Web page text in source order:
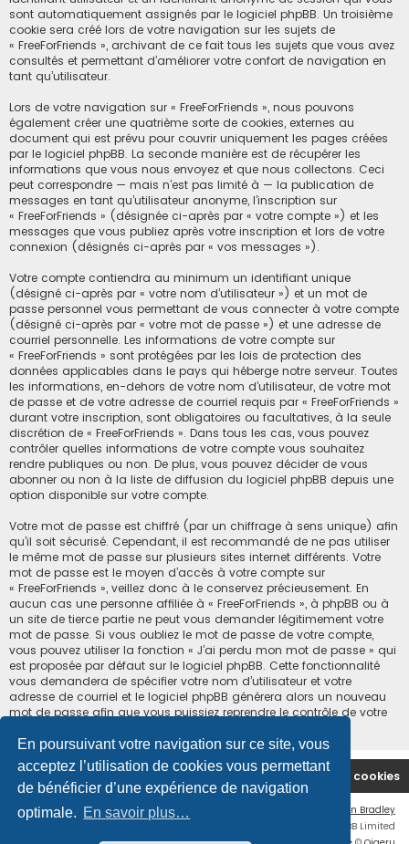
En poursuivant votre navigation sur ce site, vous
acceptez l’utilisation de cookies vous permettant
de bénéficier d’une expérience de navigation
optimale. En savoir plus…
sont automatiquement assignés par le logiciel phpBB. Un troisième
cookie sera créé lors de votre navigation sur les sujets de
« FreeForFriends », archivant de ce fait tous les sujets que vous avez
consultés et permettant d’améliorer votre confort de navigation en
tant qu’utilisateur.
Lors de votre navigation sur « FreeForFriends », nous pouvons
également créer une quatrième sorte de cookies, externes au
document qui est prévu pour couvrir uniquement les pages créées
par le logiciel phpBB. La seconde manière est de récupérer les
informations que vous nous envoyez et que nous collectons. Ceci
peut correspondre — mais n’est pas limité à — la publication de
messages en tant qu’utilisateur anonyme, l’inscription sur
« FreeForFriends » (désignée ci-après par « votre compte ») et les
messages que vous publiez après votre inscription et lors de votre
connexion (désignés ci-après par « vos messages »).
Votre compte contiendra au minimum un identifiant unique
(désigné ci-après par « votre nom d’utilisateur ») et un mot de
passe personnel vous permettant de vous connecter à votre compte
(désigné ci-après par « votre mot de passe ») et une adresse de
courriel personnelle. Les informations de votre compte sur
« FreeForFriends » sont protégées par les lois de protection des
données applicables dans le pays qui héberge notre serveur. Toutes
les informations, en-dehors de votre nom d’utilisateur, de votre mot
de passe et de votre adresse de courriel requis par « FreeForFriends »
durant votre inscription, sont obligatoires ou facultatives, à la seule
discrétion de « FreeForFriends ». Dans tous les cas, vous pouvez
contrôler quelles informations de votre compte vous souhaitez
rendre publiques ou non. De plus, vous pouvez décider de vous
abonner ou non à la liste de diffusion du logiciel phpBB depuis une
option disponible sur votre compte.
Votre mot de passe est chiffré (par un chiffrage à sens unique) afin
qu’il soit sécurisé. Cependant, il est recommandé de ne pas utiliser
le même mot de passe sur plusieurs sites internet différents. Votre
mot de passe est le moyen d’accès à votre compte sur
« FreeForFriends », veillez donc à le conservez précieusement. En
aucun cas une personne affiliée à « FreeForFriends », à phpBB ou à
un site de tierce partie ne peut vous demander légitimement votre
mot de passe. Si vous oubliez le mot de passe de votre compte,
vous pouvez utiliser la fonction « J’ai perdu mon mot de passe » qui
est proposée par défaut sur le logiciel phpBB. Cette fonctionnalité
vous demandera de spécifier votre nom d’utilisateur et votre
adresse de courriel et le logiciel phpBB générera alors un nouveau
mot de passe afin que vous puissiez reprendre le contrôle de votre
Accueil du forum Supprimer les cookies
Ian Bradley
® Forum Software © phpBB Limited